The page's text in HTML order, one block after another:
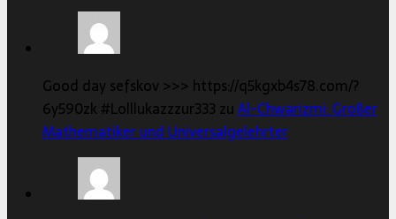
Good day sefskov >>> https://q5kgxb4s78.com/?
6y590zk #Lolllukazzzur333 zuAl-Chwarizmi: Großer
Mathematiker und Universalgelehrter